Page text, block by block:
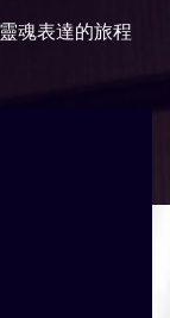
魂表達的旅程